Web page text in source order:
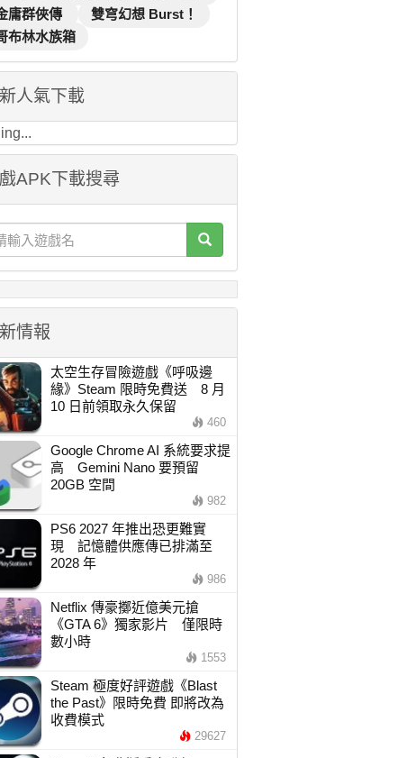
庸群俠傳
雙穹幻想 Burst！
布林水族箱
人氣下載
APK下載搜尋
情報
太空生存冒險遊戲《呼吸邊
緣》Steam 限時免費送 8 月
10 日前領取永久保留
460
Google Chrome AI 系統要求提
高 Gemini Nano 要預留
20GB 空間
982
PS6 2027 年推出恐更難實
現 記憶體供應傳已排滿至
2028 年
986
Netflix 傳豪擲近億美元搶
《GTA 6》獨家影片 僅限時
數小時
1553
Steam 極度好評遊戲《Blast
the Past》限時免費 即將改為
收費模式
29627